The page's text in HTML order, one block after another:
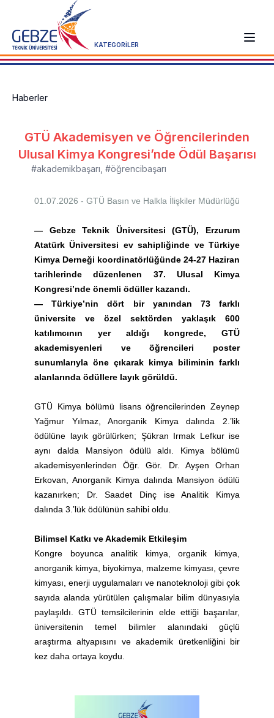
KATEGORİLER
Haberler
GTÜ Akademisyen ve Öğrencilerinden
Ulusal Kimya Kongresi’nde Ödül Başarısı
#akademikbaşarı #öğrencibaşarı
01.07.2026 - GTÜ Basın ve Halkla İlişkiler Müdürlüğü
— Gebze Teknik Üniversitesi (GTÜ), Erzurum
Atatürk Üniversitesi ev sahipliğinde ve Türkiye
Kimya Derneği koordinatörlüğünde 24-27 Haziran
tarihlerinde düzenlenen 37. Ulusal Kimya
Kongresi’nde önemli ödüller kazandı.
—Türkiye’nin dört bir yanından 73 farklı
üniversite ve özel sektörden yaklaşık 600
katılımcının yer aldığı kongrede, GTÜ
akademisyenleri ve öğrencileri poster
sunumlarıyla öne çıkarak kimya biliminin farklı
alanlarında ödüllere layık görüldü.
GTÜ Kimya bölümü lisans öğrencilerinden Zeynep
Yağmur Yılmaz, Anorganik Kimya dalında 2.’lik
ödülüne layık görülürken; Şükran Irmak Lefkur ise
aynı dalda Mansiyon ödülü aldı. Kimya bölümü
akademisyenlerinden Öğr. Gör. Dr. Ayşen Orhan
Erkovan, Anorganik Kimya dalında Mansiyon ödülü
kazanırken; Dr. Saadet Dinç ise Analitik Kimya
dalında 3.’lük ödülünün sahibi oldu.
Bilimsel Katkı ve Akademik Etkileşim
Kongre boyunca analitik kimya, organik kimya,
anorganik kimya, biyokimya, malzeme kimyası, çevre
kimyası, enerji uygulamaları ve nanoteknoloji gibi çok
sayıda alanda yürütülen çalışmalar bilim dünyasıyla
paylaşıldı. GTÜ temsilcilerinin elde ettiği başarılar,
üniversitenin temel bilimler alanındaki güçlü
araştırma altyapısını ve akademik üretkenliğini bir
kez daha ortaya koydu.